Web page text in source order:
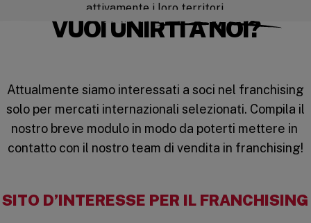
attivamente i loro territori.
VUOI UNIRTI A NOI?
Attualmente siamo interessati a soci nel franchising
solo per mercati internazionali selezionati. Compila il
nostro breve modulo in modo da poterti mettere in ​​
contatto con il nostro team di vendita in franchising!
SITO D’INTERESSE PER IL FRANCHISING